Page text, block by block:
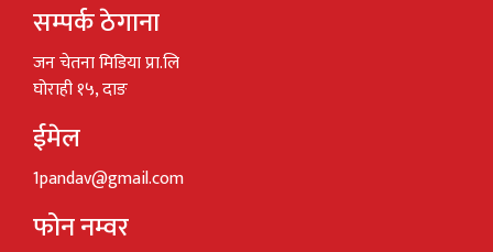
सम्पर्क ठेगाना
जन चेतना मिडिया प्रा.लि
घोराही १५, दाङ
ईमेल
1pandav@gmail.com
फोन नम्वर